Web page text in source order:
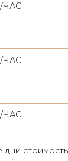
ЧАС
ЧАС
ЧАС
дни